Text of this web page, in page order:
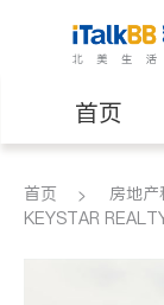
首页
医生
首页 房地产
KEYSTAR